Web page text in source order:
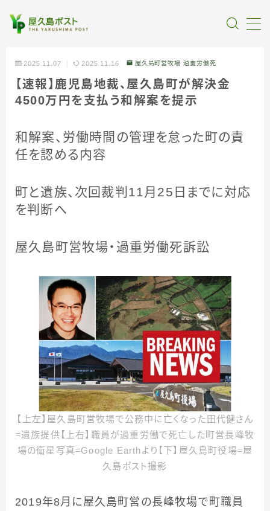
全記事カテゴリー
受賞・報道
情報提供
2025.11.07 2025.11.16 屋久島町営牧場 過重労働死
【速報】鹿児島地裁、屋久島町が解決金
4500万円を支払う和解案を提示
和解案、労働時間の管理を怠った町の責
任を認める内容
町と遺族、次回裁判11月25日までに対応
を判断へ
屋久島町営牧場・過重労働死訴訟
【上左】屋久島町営牧場で公務中に亡くなった田代健さん
＝遺族提供【上右】職員が過重労働で死亡した町営長峰牧
場の衛星写真＝Google Earthより【下】屋久島町役場＝屋
久島ポスト撮影
2019年8月に屋久島町営の長峰牧場で町職員